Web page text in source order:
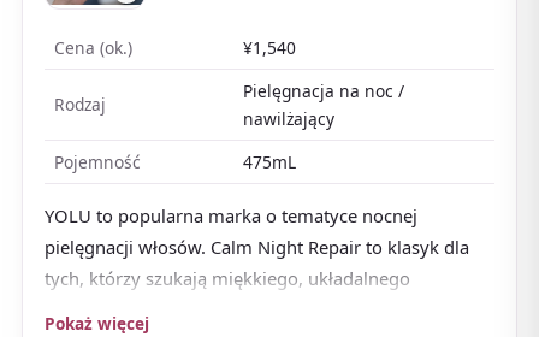
Cena (ok.) ¥1,540
Rodzaj
Pielęgnacja na noc /
nawilżający
Pojemność
475mL
YOLU to popularna marka o tematyce nocnej
pielęgnacji włosów. Calm Night Repair to klasyk dla
tych, którzy szukają miękkiego, układalnego
Pokaż więcej